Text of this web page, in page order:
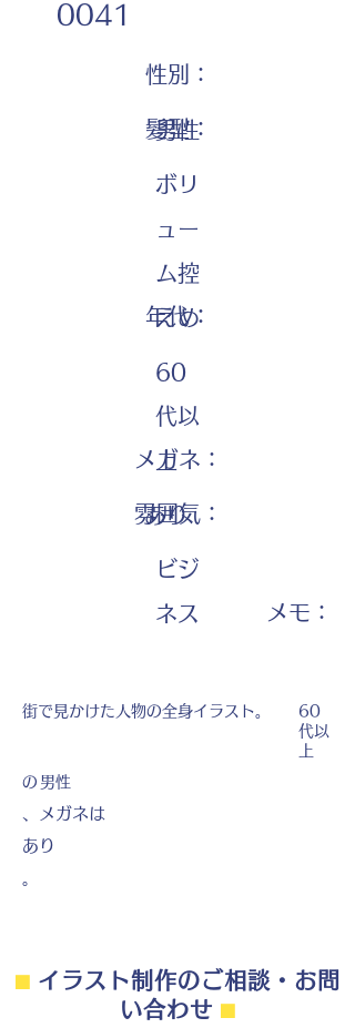
0041
性別：
男性
髪型：
ボリ
ュー
ム控
えめ
年代：
60
代以
上
メガネ：
あり
雰囲気：
ビジ
ネス
​メモ：
街で見かけた人物の全身イラスト。
60
代以
上
の 男性
、メガネは
あり
。
⬛︎イラスト制作のご相談・お問
い合わせ ⬛︎